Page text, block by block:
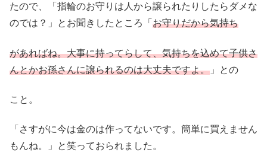
たので、「指輪のお守りは人から譲られたりしたらダメな
のでは？」とお聞きしたところ「 お守りだから気持ち
があればね。大事に持ってらして、気持ちを込めて子供さ
んとかお孫さんに譲られるのは大丈夫ですよ。 」との
こと。
「さすがに今は金のは作ってないです。簡単に買えません
もんね。」と笑っておられました。